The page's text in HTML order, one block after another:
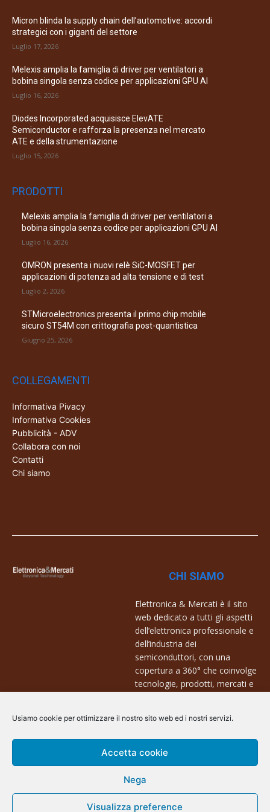
Usiamo cookie per ottimizzare il nostro sito web ed i nostri servizi.
Accetta cookie
Nega
Visualizza preference
Micron blinda la supply chain dell’automotive: accordi
strategici con i giganti del settore
Luglio 17, 2026
Melexis amplia la famiglia di driver per ventilatori a
bobina singola senza codice per applicazioni GPU AI
Luglio 16, 2026
Diodes Incorporated acquisisce ElevATE
Semiconductor e rafforza la presenza nel mercato
ATE e della strumentazione
Luglio 15, 2026
PRODOTTI
Melexis amplia la famiglia di driver per ventilatori a
bobina singola senza codice per applicazioni GPU AI
Luglio 16, 2026
OMRON presenta i nuovi relè SiC-MOSFET per
applicazioni di potenza ad alta tensione e di test
Luglio 2, 2026
STMicroelectronics presenta il primo chip mobile
sicuro ST54M con crittografia post-quantistica
Giugno 25, 2026
COLLEGAMENTI
Informativa Pivacy
Informativa Cookies
Pubblicità - ADV
Collabora con noi
Contatti
Chi siamo
CHI SIAMO
Elettronica & Mercati è il sito
web dedicato a tutti gli aspetti
dell’elettronica professionale e
dell’industria dei
semiconduttori, con una
copertura a 360° che coinvolge
tecnologie, prodotti, mercati e
Contatti:
info@arscommunication.it
@ArsCommunication 2023